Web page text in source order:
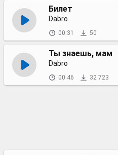
Билет
Dabro
00:31 50
Ты знаешь, мам
Dabro
00:46 32 723